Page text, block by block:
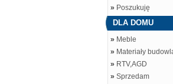
» Poszukuję
DLA DOMU
» Meble
» Materiały
» RTV,AGD
» Sprzedam